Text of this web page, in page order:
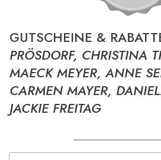
GUTSCHEINE &
PRÖSDORF, CHRISTINA
MAECK MEYER, ANNE
CARMEN MAYER,
JACKIE FREITAG